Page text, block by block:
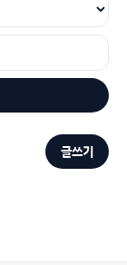
글쓰기